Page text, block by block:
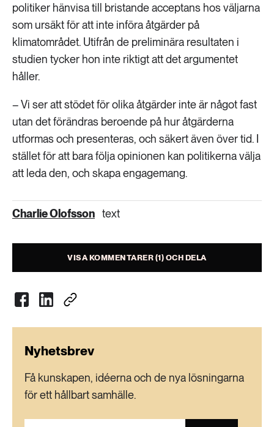
politiker hänvisa till bristande acceptans hos väljarna
som ursäkt för att inte införa åtgärder på
klimatområdet. Utifrån de preliminära resultaten i
studien tycker hon inte riktigt att det argumentet
håller.
– Vi ser att stödet för olika åtgärder inte är något fast
utan det förändras beroende på hur åtgärderna
utformas och presenteras, och säkert även över tid. I
stället för att bara följa opinionen kan politikerna välja
att leda den, och skapa engagemang.
Charlie Olofsson text
VISA KOMMENTARER (1) OCH DELA
Nyhetsbrev
Få kunskapen, idéerna och de nya lösningarna
för ett hållbart samhälle.